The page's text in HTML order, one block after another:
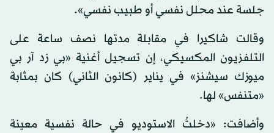
جلسة عند محلل نفسي أو طبيب نفسي».
وقالت شاكيرا في مقابلة مدتها نصف ساعة على
التلفزيون المكسيكي، إن تسجيل أغنية «بي زد آر بي
ميوزك سيشنز» في يناير (كانون الثاني) كان بمثابة
«متنفس» لها.
وأضافت: «دخلتُ الاستوديو في حالة نفسية معينة